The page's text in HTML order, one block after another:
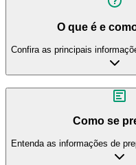
O que é e
Confira as principais
Como se
Entenda as informações de